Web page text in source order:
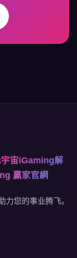
宙iGaming解
贏家官網
力您的事业腾飞。